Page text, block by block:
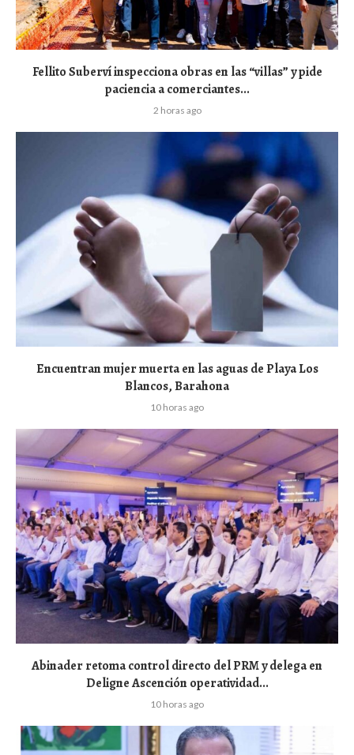
Fellito Suberví inspecciona obras en las “villas” y pide
paciencia a comerciantes...
2 horas ago
Encuentran mujer muerta en las aguas de Playa Los
Blancos, Barahona
10 horas ago
Abinader retoma control directo del PRM y delega en
Deligne Ascención operatividad...
10 horas ago